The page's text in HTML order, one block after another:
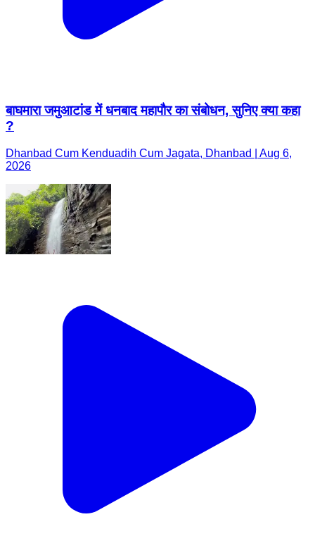
बाघमारा जमुआटांड में धनबाद महापौर का संबोधन, सुनिए क्या कहा
?
Dhanbad Cum Kenduadih Cum Jagata, Dhanbad | Aug 6,
2026